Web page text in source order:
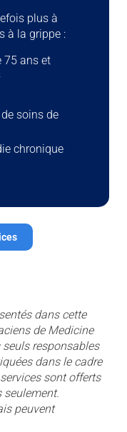
plus à
à la grippe :
75 ans et
soins de
chronique
dans cette
de Medicine
responsables
dans le cadre
services sont offerts
peuvent